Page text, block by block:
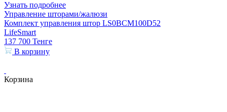
Узнать подробнее
Управление шторами/жалюзи
Комплект управления штор LS0BCM100D52
LifeSmart
137 700 Тенге
В корзину
Корзина